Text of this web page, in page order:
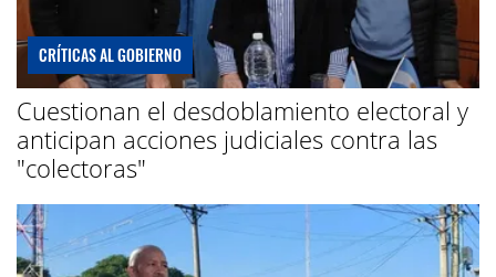
CRÍTICAS AL GOBIERNO
Cuestionan el desdoblamiento electoral y
anticipan acciones judiciales contra las
"colectoras"